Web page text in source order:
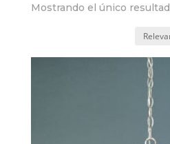
Mostrando el único